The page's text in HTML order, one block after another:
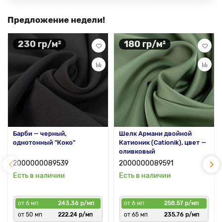
Предложение недели!
230 гр/м²
Барби — черный,
однотонный "Коко"
2000000089539
Есть в наличии
от 6 мп
243.36 р/мп
от 50 мп
222.24 р/мп
180 гр/м²
Шелк Армани двойной
Катионик (Cationik), цвет —
оливковый
2000000089591
Есть в наличии
от 6 мп
258.57 р/мп
от 65 мп
235.76 р/мп